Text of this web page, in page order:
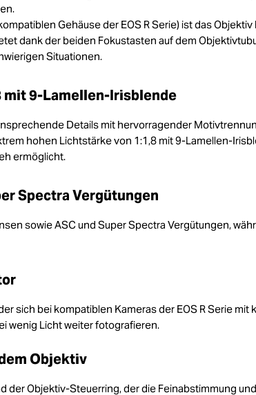
Gehäuse der EOS R Serie) ist das
dank der beiden Fokustasten auf dem
Situationen.
mit 9-Lamellen-Irisblende
Details mit hervorragender
hohen Lichtstärke von 1:1,8 mit 9-Lamellen-
ermöglicht.
Spectra Vergütungen
sowie ASC und Super Spectra Vergütungen,
sich bei kompatiblen Kameras der EOS R Serie mit
wenig Licht weiter fotografieren.
Objektiv
der Objektiv-Steuerring, der die Feinabstimmung